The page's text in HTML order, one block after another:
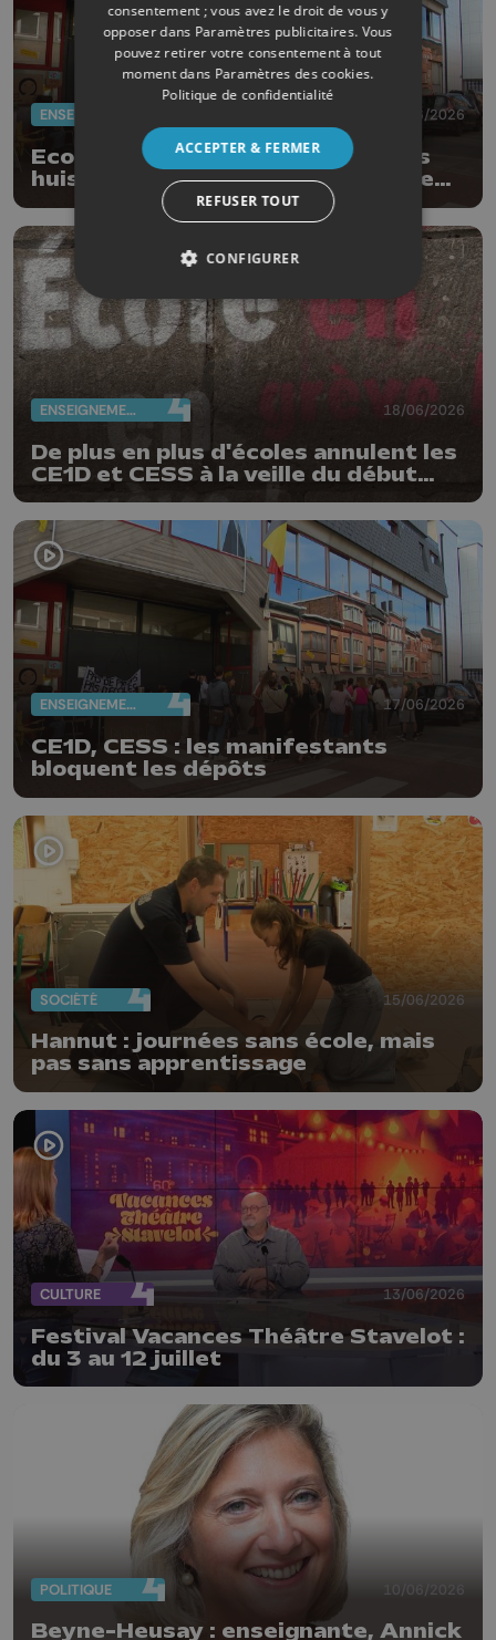
18/06/2026
Ecoles et épreuves externes : des
huissiers font lever les piquets de
ENSEIGNEMENT 18/06/2026
De plus en plus d'écoles annulent les
CE1D et CESS à la veille du début
des épreuves
ENSEIGNEMENT 17/06/2026
CE1D, CESS : les manifestants
bloquent les dépôts
SOCIÉTÉ 15/06/2026
Hannut : journées sans école, mais
pas sans apprentissage
CULTURE 13/06/2026
Festival Vacances Théâtre Stavelot :
du 3 au 12 juillet
POLITIQUE 10/06/2026
Beyne-Heusay : enseignante, Annick
consentement ; vous avez le droit de vous y
opposer dans Paramètres publicitaires. Vous
pouvez retirer votre consentement à tout
moment dans Paramètres des cookies.
Politique de confidentialité
ACCEPTER & FERMER
REFUSER TOUT
CONFIGURER